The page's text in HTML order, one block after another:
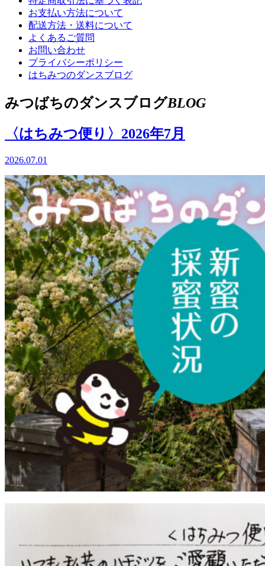
お支払い方法について
配送方法・送料について
よくあるご質問
お問い合わせ
プライバシーポリシー
はちみつのダンスブログ
みつばちのダンスブログBLOG
〈はちみつ便り〉2026年7月
2026.07.01